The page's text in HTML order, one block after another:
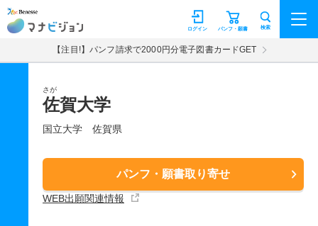
マナビジョン パンフ・願書
ログイン 検索
【注目!】パンフ請求で2000円分電子図書カードGET
さが
佐賀大学
国立大学 佐賀県
パンフ・願書取り寄せ
WEB出願関連情報